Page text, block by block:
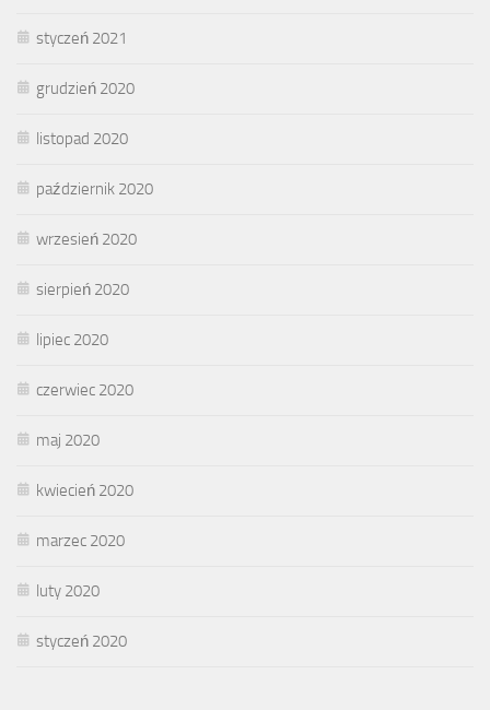
styczeń 2021
grudzień 2020
listopad 2020
październik 2020
wrzesień 2020
sierpień 2020
lipiec 2020
czerwiec 2020
maj 2020
kwiecień 2020
marzec 2020
luty 2020
styczeń 2020